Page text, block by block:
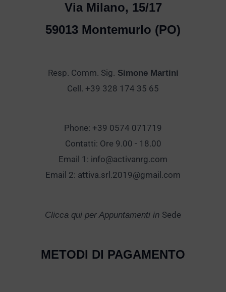
Via Milano, 15/17
59013 Montemurlo (PO)
Resp. Comm. Sig. Simone Martini
Cell. +39 328 174 35 65
Phone: +39 0574 071719
Contatti: Ore 9.00 - 18.00
Email 1: info@activanrg.com
Email 2: attiva.srl.2019@gmail.com
Clicca qui per Appuntamenti in Sede
METODI DI PAGAMENTO